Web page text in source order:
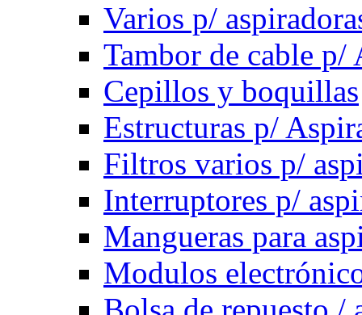
Varios p/
Tambor de cable p/
Cepillos y boquillas
Estructuras p/
Filtros varios p/
Interruptores p/
Mangueras para
Modulos